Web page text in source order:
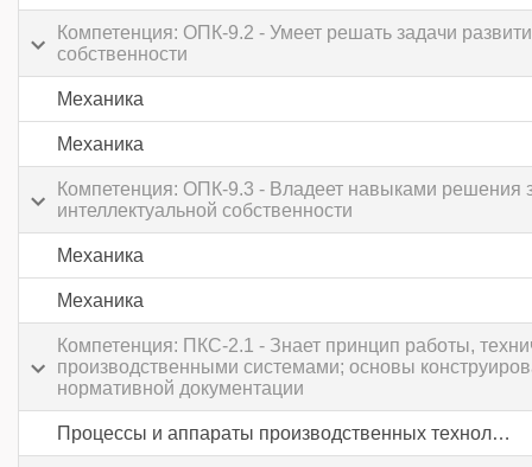
Компетенция: ОПК-9.2 - Умеет решать задачи
собственности
Механика
Механика
Компетенция: ОПК-9.3 - Владеет навыками решения
интеллектуальной собственности
Механика
Механика
Компетенция: ПКС-2.1 - Знает принцип работы,
производственными системами; основы
нормативной документации
Процессы и аппараты производственных технологий